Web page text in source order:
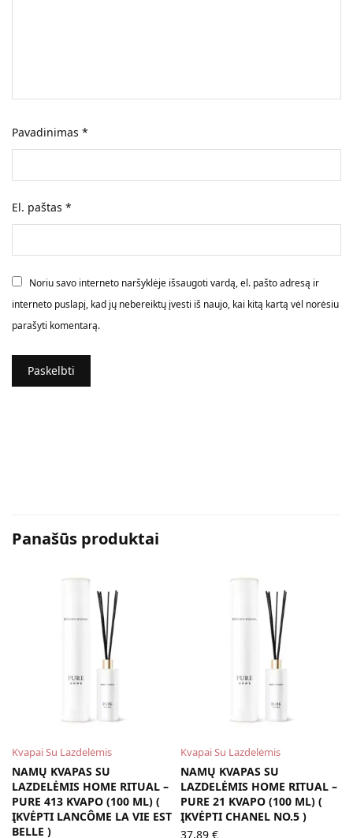
Pavadinimas*
El. paštas*
Noriu savo interneto naršyklėje išsaugoti vardą, el. pašto adresą ir
interneto puslapį, kad jų nebereiktų įvesti iš naujo, kai kitą kartą vėl norėsiu
parašyti komentarą.
Panašūs produktai
Kvapai Su Lazdelėmis
NAMŲ KVAPAS SU
LAZDELĖMIS HOME RITUAL –
PURE 413 KVAPO (100 ML) (
ĮKVĖPTI LANCÔME LA VIE EST
BELLE )
Kvapai Su Lazdelėmis
NAMŲ KVAPAS SU
LAZDELĖMIS HOME RITUAL –
PURE 21 KVAPO (100 ML) (
ĮKVĖPTI CHANEL NO.5 )
37,89 €